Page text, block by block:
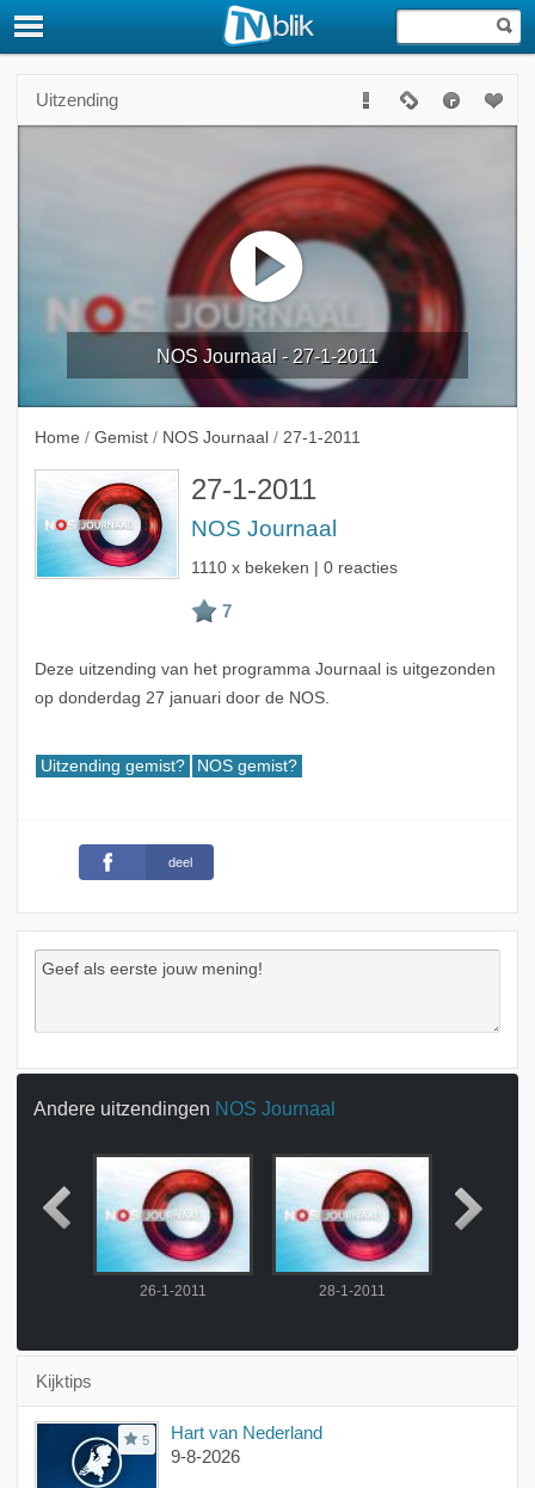
Uitzending
NOS Journaal - 27-1-2011
Home / Gemist / NOS Journaal / 27-1-2011
27-1-2011
NOS Journaal
1110 x bekeken | 0 reacties
Deze uitzending van het programma Journaal is uitgezonden
op donderdag 27 januari door de NOS.
Uitzending gemist? NOS gemist?
deel
Andere uitzendingen NOS Journaal
26-1-2011 28-1-2011
Kijktips
5
Hart van Nederland
9-8-2026